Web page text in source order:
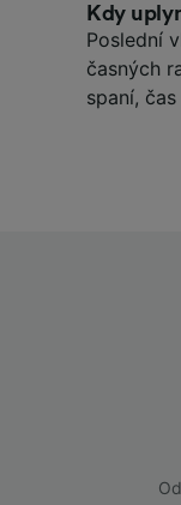
Kdy
Poslední
časných
spaní,